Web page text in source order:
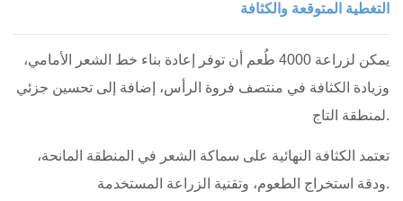
التغطية المتوقعة والكثافة
يمكن لزراعة 4000 طُعم أن توفر إعادة بناء خط الشعر الأمامي،
وزيادة الكثافة في منتصف فروة الرأس، إضافة إلى تحسين جزئي
لمنطقة التاج.
تعتمد الكثافة النهائية على سماكة الشعر في المنطقة المانحة،
ودقة استخراج الطعوم، وتقنية الزراعة المستخدمة.